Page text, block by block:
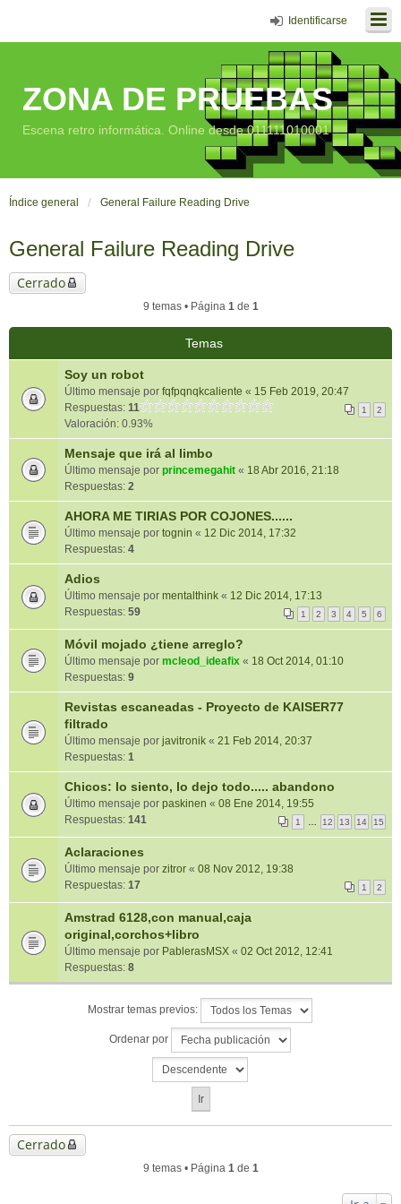
Identificarse
ZONA DE PRUEBAS
Escena retro informática. Online desde 011111010001
Índice general General Failure Reading Drive
General Failure Reading Drive
Cerrado
9 temas • Página 1de 1
Temas
Soy un robot
Último mensaje por fqfpqnqkcaliente « 15 Feb 2019, 20:47
Respuestas: 11 1 2
Valoración: 0.93%
Mensaje que irá al limbo
Último mensaje por princemegahit « 18 Abr 2016, 21:18
Respuestas: 2
AHORA ME TIRIAS POR COJONES......
Último mensaje por tognin « 12 Dic 2014, 17:32
Respuestas: 4
Adios
Último mensaje por mentalthink « 12 Dic 2014, 17:13
Respuestas: 59 1 2 3 4 5 6
Móvil mojado ¿tiene arreglo?
Último mensaje por mcleod_ideafix « 18 Oct 2014, 01:10
Respuestas: 9
Revistas escaneadas - Proyecto de KAISER77
filtrado
Último mensaje por javitronik « 21 Feb 2014, 20:37
Respuestas: 1
Chicos: lo siento, lo dejo todo..... abandono
Último mensaje por paskinen « 08 Ene 2014, 19:55
Respuestas: 141 1 12 13 14 15
Aclaraciones
Último mensaje por zitror « 08 Nov 2012, 19:38
Respuestas: 17 1 2
Amstrad 6128,con manual,caja
original,corchos+libro
Último mensaje por PablerasMSX « 02 Oct 2012, 12:41
Respuestas: 8
Mostrar temas previos:
Ordenar por
Cerrado
9 temas • Página 1de 1